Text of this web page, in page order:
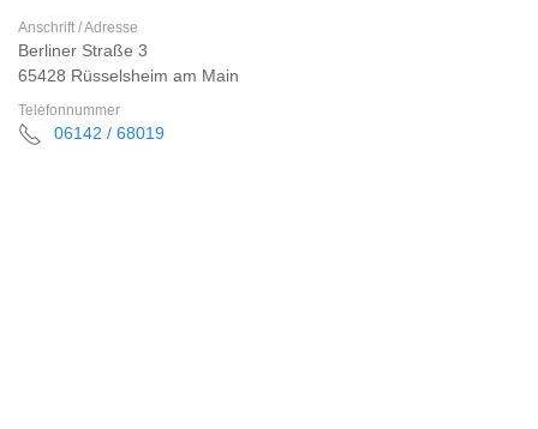
Anschrift / Adresse
Berliner Straße 3
65428 Rüsselsheim am Main
Telefonnummer
06142 / 68019